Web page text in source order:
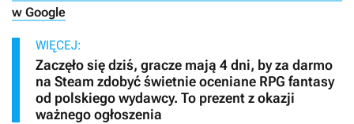
w Google
WIĘCEJ:
Zaczęło się dziś, gracze mają 4 dni, by za darmo
na Steam zdobyć świetnie oceniane RPG fantasy
od polskiego wydawcy. To prezent z okazji
ważnego ogłoszenia